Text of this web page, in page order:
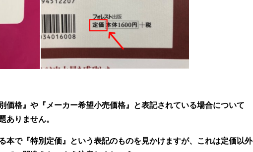
価格』や『メーカー希望小売価格』と表記されている場合について
ありません。
本で『特別定価』という表記のものを見かけますが、これは定価以外